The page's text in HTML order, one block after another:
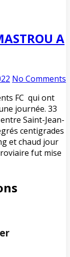
A
No Comments
FC qui ont
journée. 33
Saint-Jean-
centigrades
et chaud jour
fut mise